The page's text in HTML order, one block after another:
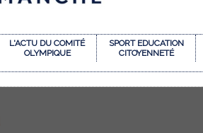
L'ACTU DU COMITÉ
OLYMPIQUE
SPORT EDUCATION
CITOYENNETÉ